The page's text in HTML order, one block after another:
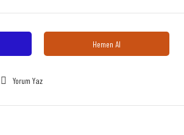
Hemen Al
Yorum Yaz